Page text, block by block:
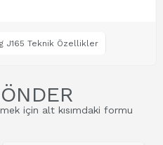
J165 Teknik Özellikler
için alt kısımdaki formu